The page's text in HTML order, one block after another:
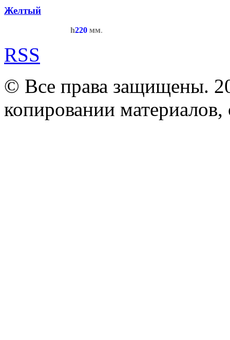
Желтый
h220мм.
RSS
© Все права защищены.
копировании материалов,